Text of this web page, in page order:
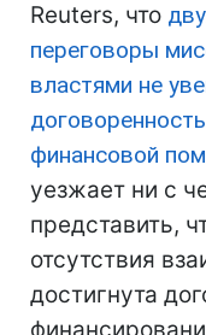
Reuters, что
переговоры
властями не
финансовой
уезжает ни с
представить,
отсутствия
достигнута